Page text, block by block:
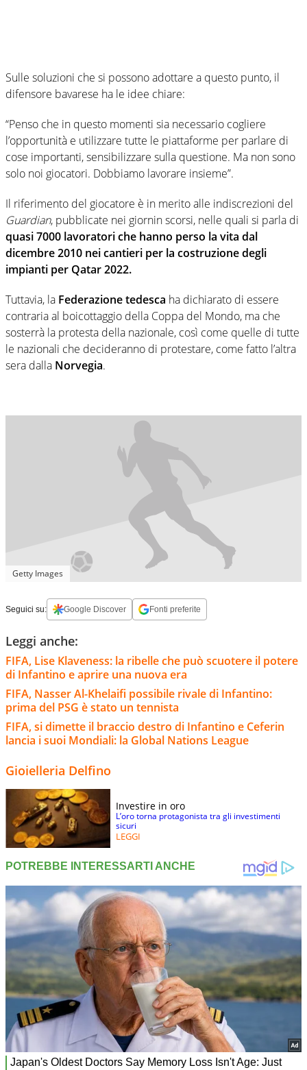
Sulle soluzioni che si possono adottare a questo punto, il
difensore bavarese ha le idee chiare:
“Penso che in questo momenti sia necessario cogliere
l’opportunità e utilizzare tutte le piattaforme per parlare di
cose importanti, sensibilizzare sulla questione. Ma non sono
solo noi giocatori. Dobbiamo lavorare insieme”.
Il riferimento del giocatore è in merito alle indiscrezioni del
Guardian, pubblicate nei giornin scorsi, nelle quali si parla di
quasi 7000 lavoratori che hanno perso la vita dal
dicembre 2010 nei cantieri per la costruzione degli
impianti per Qatar 2022.
Tuttavia, la Federazione tedesca ha dichiarato di essere
contraria al boicottaggio della Coppa del Mondo, ma che
sosterrà la protesta della nazionale, così come quelle di tutte
le nazionali che decideranno di protestare, come fatto l’altra
sera dalla Norvegia.
Getty Images
Seguici su: Google Discover Fonti preferite
Leggi anche:
FIFA, Lise Klaveness: la ribelle che può scuotere il potere
di Infantino e aprire una nuova era
FIFA, Nasser Al-Khelaifi possibile rivale di Infantino:
prima del PSG è stato un tennista
FIFA, si dimette il braccio destro di Infantino e Ceferin
lancia i suoi Mondiali: la Global Nations League
Gioielleria Delfino
Investire in oro
L’oro torna protagonista tra gli investimenti
sicuri
LEGGI